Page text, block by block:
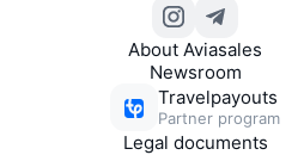
About Aviasales
Newsroom
Travelpayouts
Partner program
Legal documents